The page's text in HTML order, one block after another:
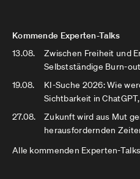
Kommende Experten-Talks
13.08.
Zwischen Freiheit und
Selbstständige Burn-
19.08.
KI-Suche 2026: Wie
Sichtbarkeit in
27.08.
Zukunft wird aus Mut
herausfordernden
Alle kommenden Experten-